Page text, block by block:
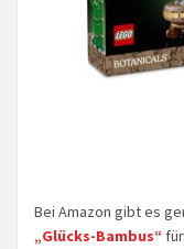
Bei Amazon gibt es
„Glücks-Bambus“